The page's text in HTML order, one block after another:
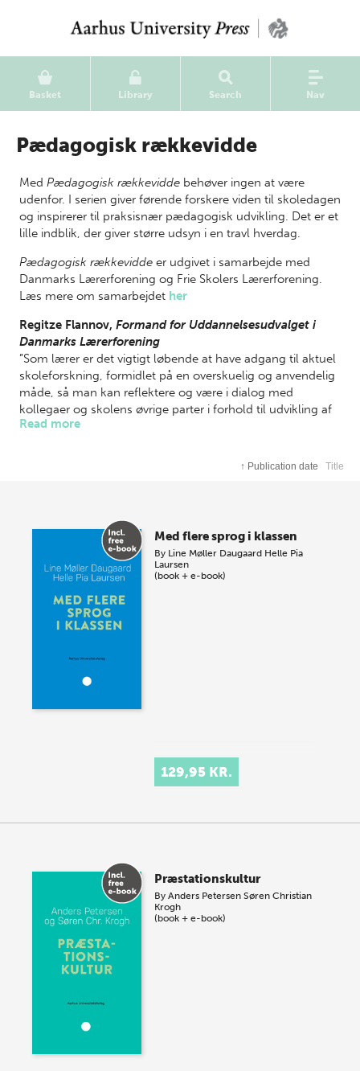
Basket Library Search Nav
Pædagogisk rækkevidde
Med Pædagogisk rækkevidde behøver ingen at være
udenfor. I serien giver førende forskere viden til skoledagen
og inspirerer til praksisnær pædagogisk udvikling. Det er et
lille indblik, der giver større udsyn i en travl hverdag.
Pædagogisk rækkevidde er udgivet i samarbejde med
Danmarks Lærerforening og Frie Skolers Lærerforening.
Læs mere om samarbejdet her
Regitze Flannov, Formand for Uddannelsesudvalget i
Danmarks Lærerforening
”Som lærer er det vigtigt løbende at have adgang til aktuel
skoleforskning, formidlet på en overskuelig og anvendelig
måde, så man kan reflektere og være i dialog med
kollegaer og skolens øvrige parter i forhold til udvikling af
undervisningen.”
fortæller om vigtige pointer fra bogen og stiller nogle
du kan lytte til den alene eller sammen med kollegaer,
f.eks. på et fagteam- eller lærermøde.
Podcasten er produceret af Videnslyd for Aarhus
Read more
↑ Publication date Title
Med flere sprog i klassen
By Line Møller Daugaard Helle Pia
Laursen
(book + e-book)
129,95 KR.
Præstationskultur
ByAnders Petersen Søren Christian
Krogh
(book + e-book)